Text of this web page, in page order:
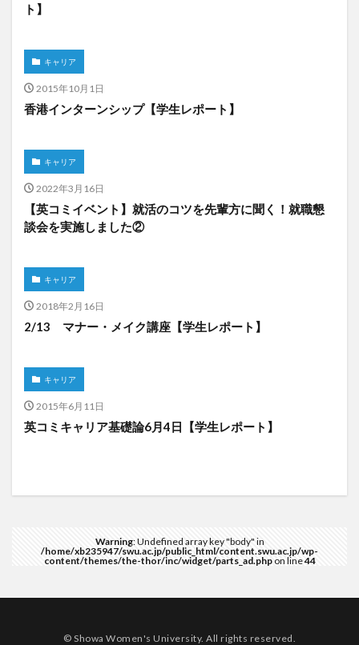
ト】
キャリア
2015年10月1日
香港インターンシップ【学生レポート】
キャリア
2022年3月16日
【英コミイベント】就活のコツを先輩方に聞く！就職懇
談会を実施しました②
キャリア
2018年2月16日
2/13 マナー・メイク講座【学生レポート】
キャリア
2015年6月11日
英コミキャリア基礎論6月4日【学生レポート】
Warning: Undefined array key "body" in
/home/xb235947/swu.ac.jp/public_html/content.swu.ac.jp/wp-
content/themes/the-thor/inc/widget/parts_ad.phpon line44
© Showa Women's University. All rights reserved.